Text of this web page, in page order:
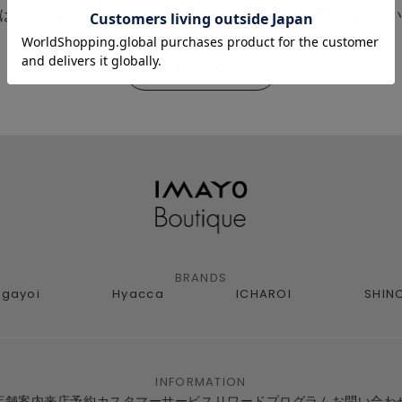
、会員限定イベントやメールマガジンなどの最新情報を
BRANDS
Hyacca ICHAROI
INFORMATION